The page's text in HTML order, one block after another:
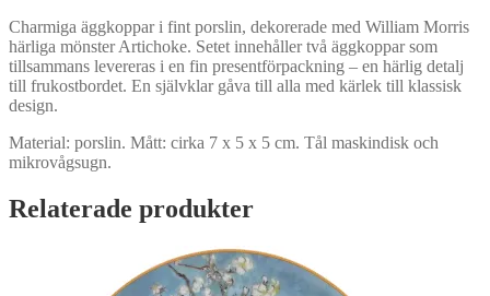
Charmiga äggkoppar i fint porslin, dekorerade med William Morris
härliga mönster Artichoke. Setet innehåller två äggkoppar som
tillsammans levereras i en fin presentförpackning – en härlig detalj
till frukostbordet. En självklar gåva till alla med kärlek till klassisk
design.
Material: porslin. Mått: cirka 7 x 5 x 5 cm. Tål maskindisk och
mikrovågsugn.
Relaterade produkter